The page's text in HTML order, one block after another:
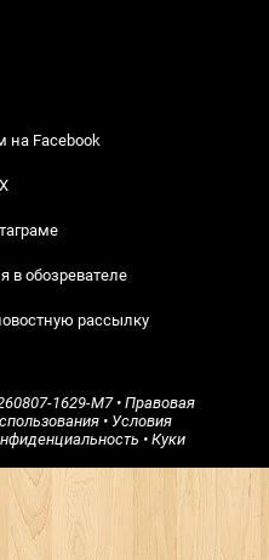
на Facebook
в обозревателе
рассылку
1629-M7• Правовая
• Условия
• Куки